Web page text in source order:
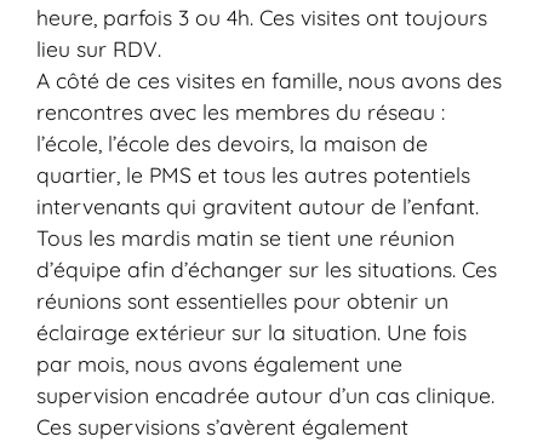
heure, parfois 3 ou 4h. Ces visites ont toujours
lieu sur RDV.
A côté de ces visites en famille, nous avons des
rencontres avec les membres du réseau :
l’école, l’école des devoirs, la maison de
quartier, le PMS et tous les autres potentiels
intervenants qui gravitent autour de l’enfant.
Tous les mardis matin se tient une réunion
d’équipe afin d’échanger sur les situations. Ces
réunions sont essentielles pour obtenir un
éclairage extérieur sur la situation. Une fois
par mois, nous avons également une
supervision encadrée autour d’un cas clinique.
Ces supervisions s’avèrent également